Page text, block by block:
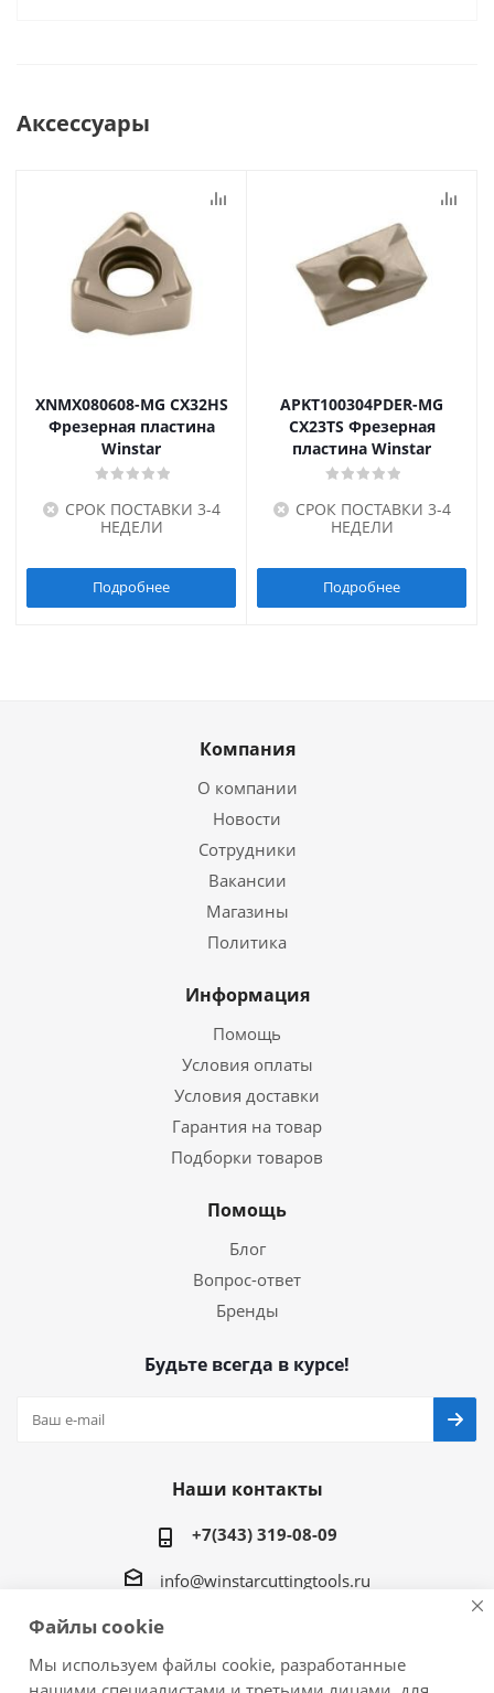
Аксессуары
XNMX080608-MG CX32HS
Фрезерная пластина
Winstar
СРОК ПОСТАВКИ 3-4
НЕДЕЛИ
Подробнее
APKT100304PDER-MG
CX23TS Фрезерная
пластина Winstar
СРОК ПОСТАВКИ 3-4
НЕДЕЛИ
Подробнее
Компания
О компании
Новости
Сотрудники
Вакансии
Магазины
Политика
Информация
Помощь
Условия оплаты
Условия доставки
Гарантия на товар
Подборки товаров
Помощь
Блог
Вопрос-ответ
Бренды
Будьте всегда в курсе!
Наши контакты
+7(343) 319-08-09
info@winstarcuttingtools.ru
г.Екатеринбург ул. Фурманова 109, офис 604
Файлы cookie
Мы используем файлы cookie, разработанные